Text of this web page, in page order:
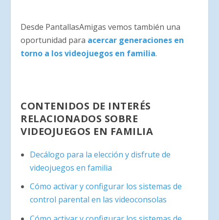
Desde PantallasAmigas vemos también una
oportunidad para acercar generaciones en
torno a los videojuegos en familia.
CONTENIDOS DE INTERÉS
RELACIONADOS SOBRE
VIDEOJUEGOS EN FAMILIA
Decálogo para la elección y disfrute de
videojuegos en familia
Cómo activar y configurar los sistemas de
control parental en las videoconsolas